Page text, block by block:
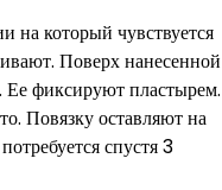
на который чувствуется
Поверх нанесенной
Ее фиксируют пластырем.
Повязку оставляют на
спустя 3